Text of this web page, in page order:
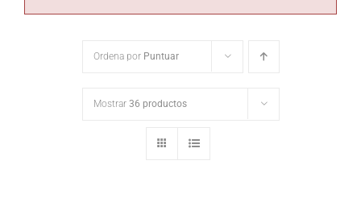
Ordena por Puntuar
Mostrar 36 productos